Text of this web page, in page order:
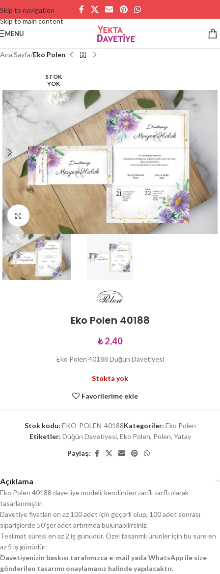
Skip to navigation
Skip to main content
MENU
Ana Sayfa Eko Polen
STOK
YOK
Büyütmek için tıklayın
Eko Polen 40188
₺2,40
Eko Polen 40188 Düğün Davetiyesi
Stokta yok
Favorilerime ekle
Stok kodu: EKO-POLEN-40188Kategoriler: Eko Polen
Etiketler: Düğün Davetiyesi, Eko Polen, Polen, Yatay
Paylaş:
Açıklama
Eko Polen 40188 davetiye modeli, kendinden zarflı zarflı olarak
tasarlanmıştır.
Davetiye fiyatları en az 100 adet için geçerli olup, 100 adet sonrası
siparişlerde 50’şer adet artırımda bulunabilirsiniz.
Teslimat süresi en az 2 iş günüdür. Özel tasarımlı ürünler için bu süre en
az 5 iş günüdür.
Davetiyenizin baskısı tarafımızca e-mail yada WhatsApp ile size
gönderilen tasarımı onaylamanız halinde yapılacaktır.